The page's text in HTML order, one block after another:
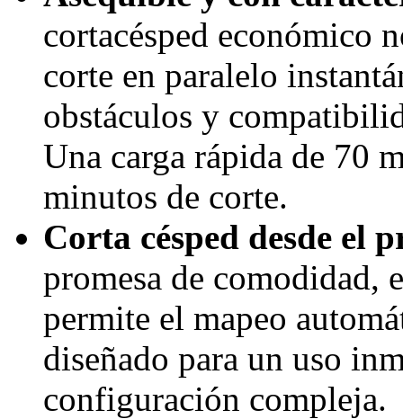
cortacésped económico
corte en paralelo
obstáculos y
Una carga rápida de 70
minutos de corte.
Corta césped desde el
promesa de comodidad,
permite el mapeo
diseñado para un uso
configuración compleja.